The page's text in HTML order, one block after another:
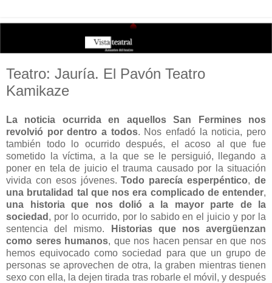
Teatro: Jauría. El Pavón Teatro
Kamikaze
La noticia ocurrida en aquellos San Fermines nos
revolvió por dentro a todos. Nos enfadó la noticia, pero
también todo lo ocurrido después, el acoso al que fue
sometido la víctima, a la que se le persiguió, llegando a
poner en tela de juicio el trauma causado por la situación
vivida con esos jóvenes.Todo parecía esperpéntico,de
una brutalidad tal que nos era complicado de entender,
una historia que nos dolió a la mayor parte de la
sociedad , por lo ocurrido, por lo sabido en el juicio y por la
sentencia del mismo.
Historias que nos avergüenzan
como seres humanos, que nos hacen pensar en que nos
hemos equivocado como sociedad para que un grupo de
personas se aprovechen de otra, la graben mientras tienen
sexo con ella, la dejen tirada tras robarle el móvil, y después